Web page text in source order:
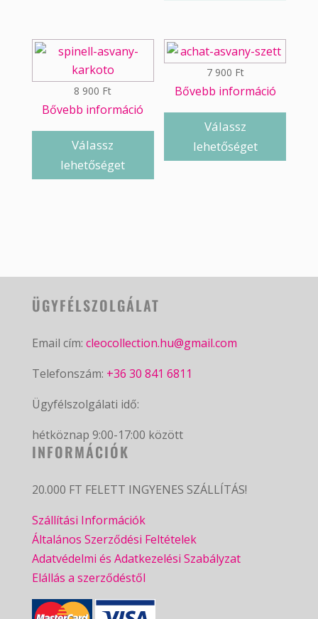
8 900 Ft
Bővebb információ
Válassz
lehetőséget
7 900 Ft
Bővebb információ
Válassz
lehetőséget
ÜGYFÉLSZOLGÁLAT
Email cím: cleocollection.hu@gmail.com
Telefonszám: +36 30 841 6811
Ügyfélszolgálati idő:
hétköznap 9:00-17:00 között
INFORMÁCIÓK
20.000 FT FELETT INGYENES SZÁLLÍTÁS!
Szállítási Információk
Általános Szerződési Feltételek
Adatvédelmi és Adatkezelési Szabályzat
Elállás a szerződéstől